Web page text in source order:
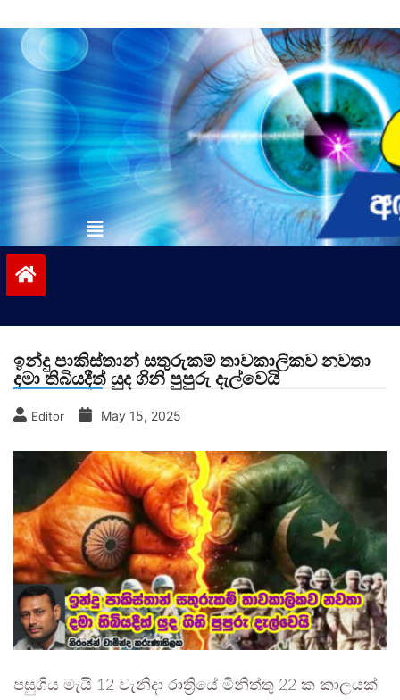
to
contentvinivida.lk
ඉන්දු පාකිස්තාන් සතුරුකම් තාවකාලිකව නවතා
දමා තිබියදීත් යුද ගිනි පුපුරු දැල්වෙයි
Editor May 15, 2025
පසුගිය මැයි 12 වැනිදා රාත්‍රියේ මිනිත්තු 22 ක කාලයක්